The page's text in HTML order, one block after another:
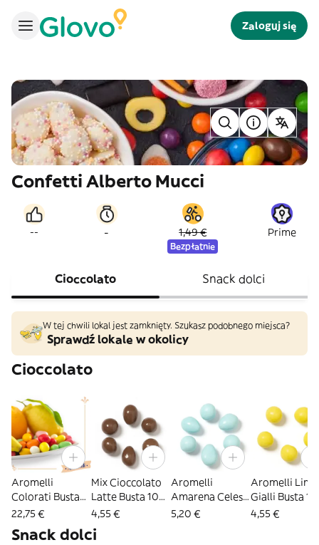
Zaloguj się
Confetti Alberto Mucci
-- - 1,49 €
Bezpłatnie
Prime
Cioccolato Snack dolci
W tej chwili lokal jest zamknięty. Szukasz podobnego miejsca?
Sprawdź lokale w okolicy
Cioccolato
Aromelli
Colorati Busta
500 G
22,75 €
Mix Cioccolato
Latte Busta 100
G
4,55 €
Aromelli
Amarena Celesti
Monodose 100
5,20 €
Aromelli
Gialli Busta
G
4,55 €
Snack dolci